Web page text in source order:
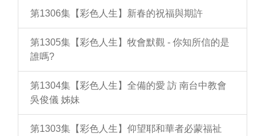
第1306集【彩色人生】新春的祝福與期許
第1305集【彩色人生】牧會默觀 - 你知所信的是
誰嗎?
第1304集【彩色人生】全備的愛 訪 南台中教會
吳俊儀 姊妹
第1303集【彩色人生】仰望耶和華者必蒙福祉